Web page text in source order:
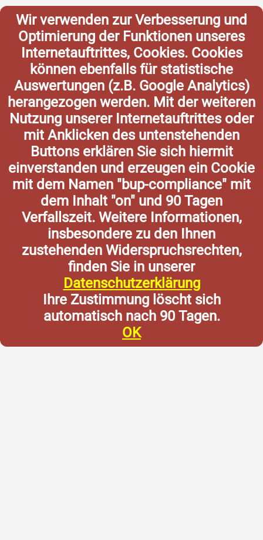
Wir verwenden zur Verbesserung und
Optimierung der Funktionen unseres
Internetauftrittes, Cookies. Cookies
können ebenfalls für statistische
Auswertungen (z.B. Google Analytics)
herangezogen werden. Mit der weiteren
Nutzung unserer Internetauftrittes oder
mit Anklicken des untenstehenden
Buttons erklären Sie sich hiermit
einverstanden und erzeugen ein Cookie
mit dem Namen "bup-compliance" mit
dem Inhalt "on" und 90 Tagen
Verfallszeit. Weitere Informationen,
insbesondere zu den Ihnen
zustehenden Widerspruchsrechten,
finden Sie in unserer
Datenschutzerklärung
Ihre Zustimmung löscht sich
automatisch nach 90 Tagen.
OK